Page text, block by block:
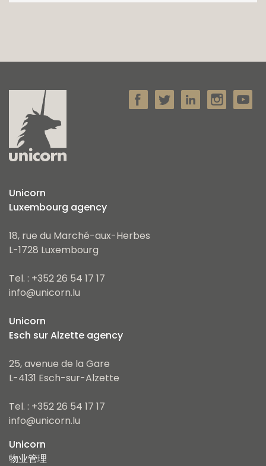
Unicorn
Luxembourg agency
18, rue du Marché-aux-Herbes
L-1728 Luxembourg
Tel. : +352 26 54 17 17
info@unicorn.lu
Unicorn
Esch sur Alzette agency
25, avenue de la Gare
L-4131 Esch-sur-Alzette
Tel. : +352 26 54 17 17
info@unicorn.lu
Unicorn
物业管理